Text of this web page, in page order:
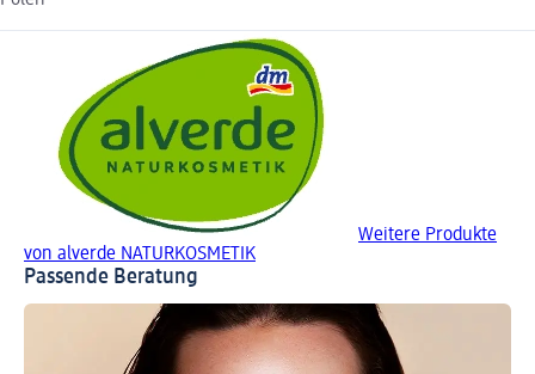
Weitere Produkte
von alverde NATURKOSMETIK
Passende Beratung